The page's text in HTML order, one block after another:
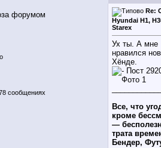
сообщениях
Re:
Hyundai H1,
Starex
Ух ты. А мне
нравился
Хёнде.
Все, что
кроме
—
трата
Бендер,